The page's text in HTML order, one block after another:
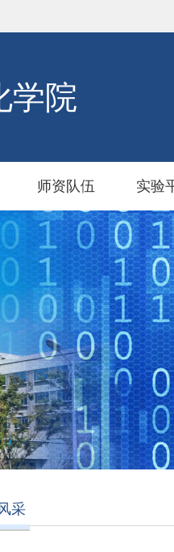
学院
师资队伍 实验
采